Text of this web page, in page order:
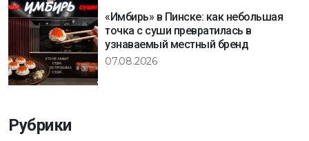
«Имбирь» в Пинске: как небольшая
точка с суши превратилась в
узнаваемый местный бренд
07.08.2026
Рубрики